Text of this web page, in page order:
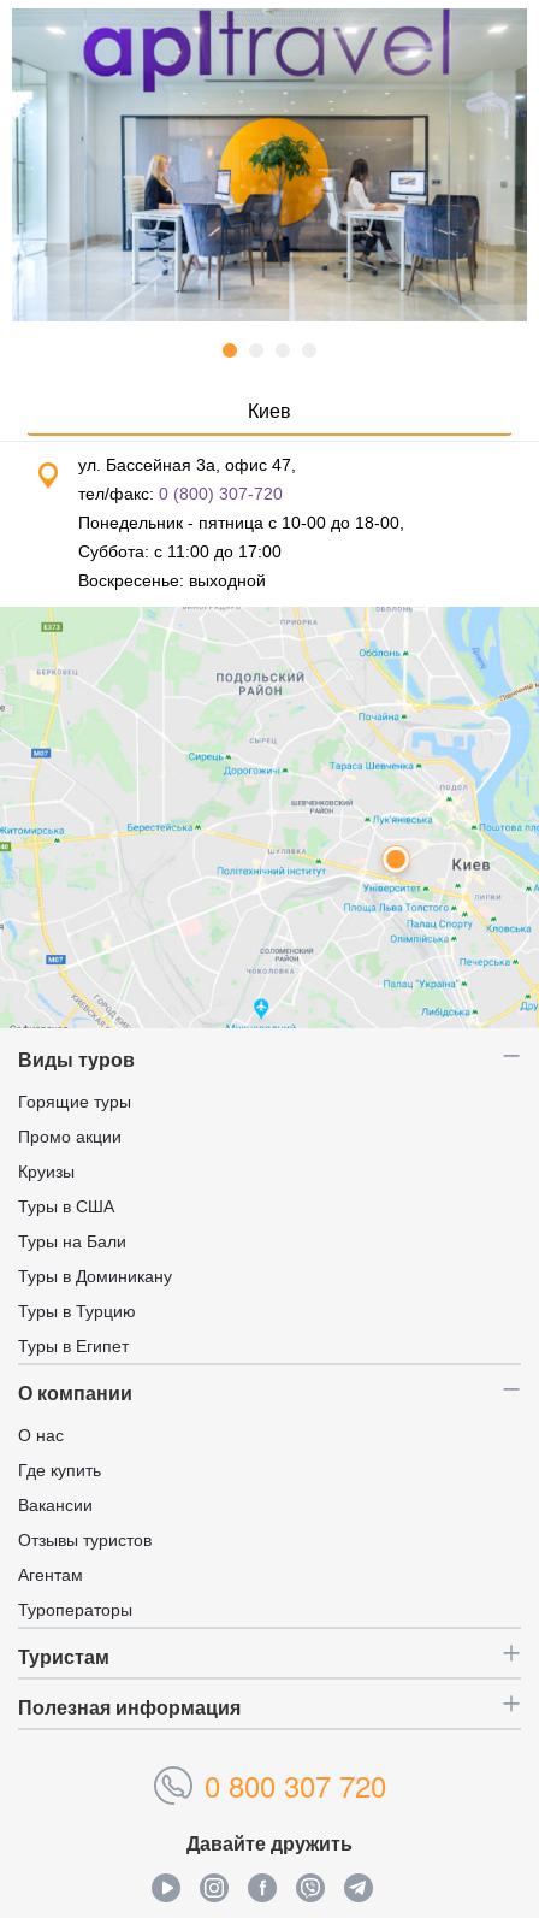
Киев
ул. Бассейная 3а, офис 47,
тел/факс: 0 (800) 307-720
Понедельник - пятница с 10-00 до 18-00,
Суббота: с 11:00 до 17:00
Воскресенье: выходной
Виды туров
Горящие туры
Промо акции
Круизы
Туры в США
Туры на Бали
Туры в Доминикану
Туры в Турцию
Туры в Египет
О компании
О нас
Где купить
Вакансии
Отзывы туристов
Агентам
Туроператоры
Туристам
Полезная информация
0 800 307 720
Давайте дружить